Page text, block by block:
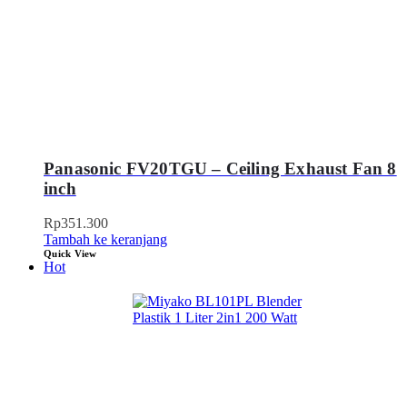
Panasonic FV20TGU – Ceiling Exhaust Fan 8
inch
Rp351.300
Tambah ke keranjang
Quick View
Hot